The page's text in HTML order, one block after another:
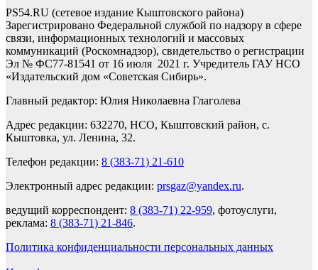
PS54.RU (сетевое издание Кыштовского района)
Зарегистрировано Федеральной службой по надзору в сфере
связи, информационных технологий и массовых
коммуникаций (Роскомнадзор), свидетельство о регистрации
Эл № ФС77-81541 от 16 июля 2021 г. Учредитель ГАУ НСО
«Издательский дом «Советская Сибирь».
Главный редактор: Юлия Николаевна Глаголева
Адрес редакции: 632270, НСО, Кыштовский район, с.
Кыштовка, ул. Ленина, 32.
Телефон редакции: 8 (383-71) 21-610
Электронный адрес редакции: prsgaz@yandex.ru.
ведущий корреспондент: 8 (383-71) 22-959, фотоуслуги,
реклама: 8 (383-71) 21-846.
Политика конфиденциальности персональных данных